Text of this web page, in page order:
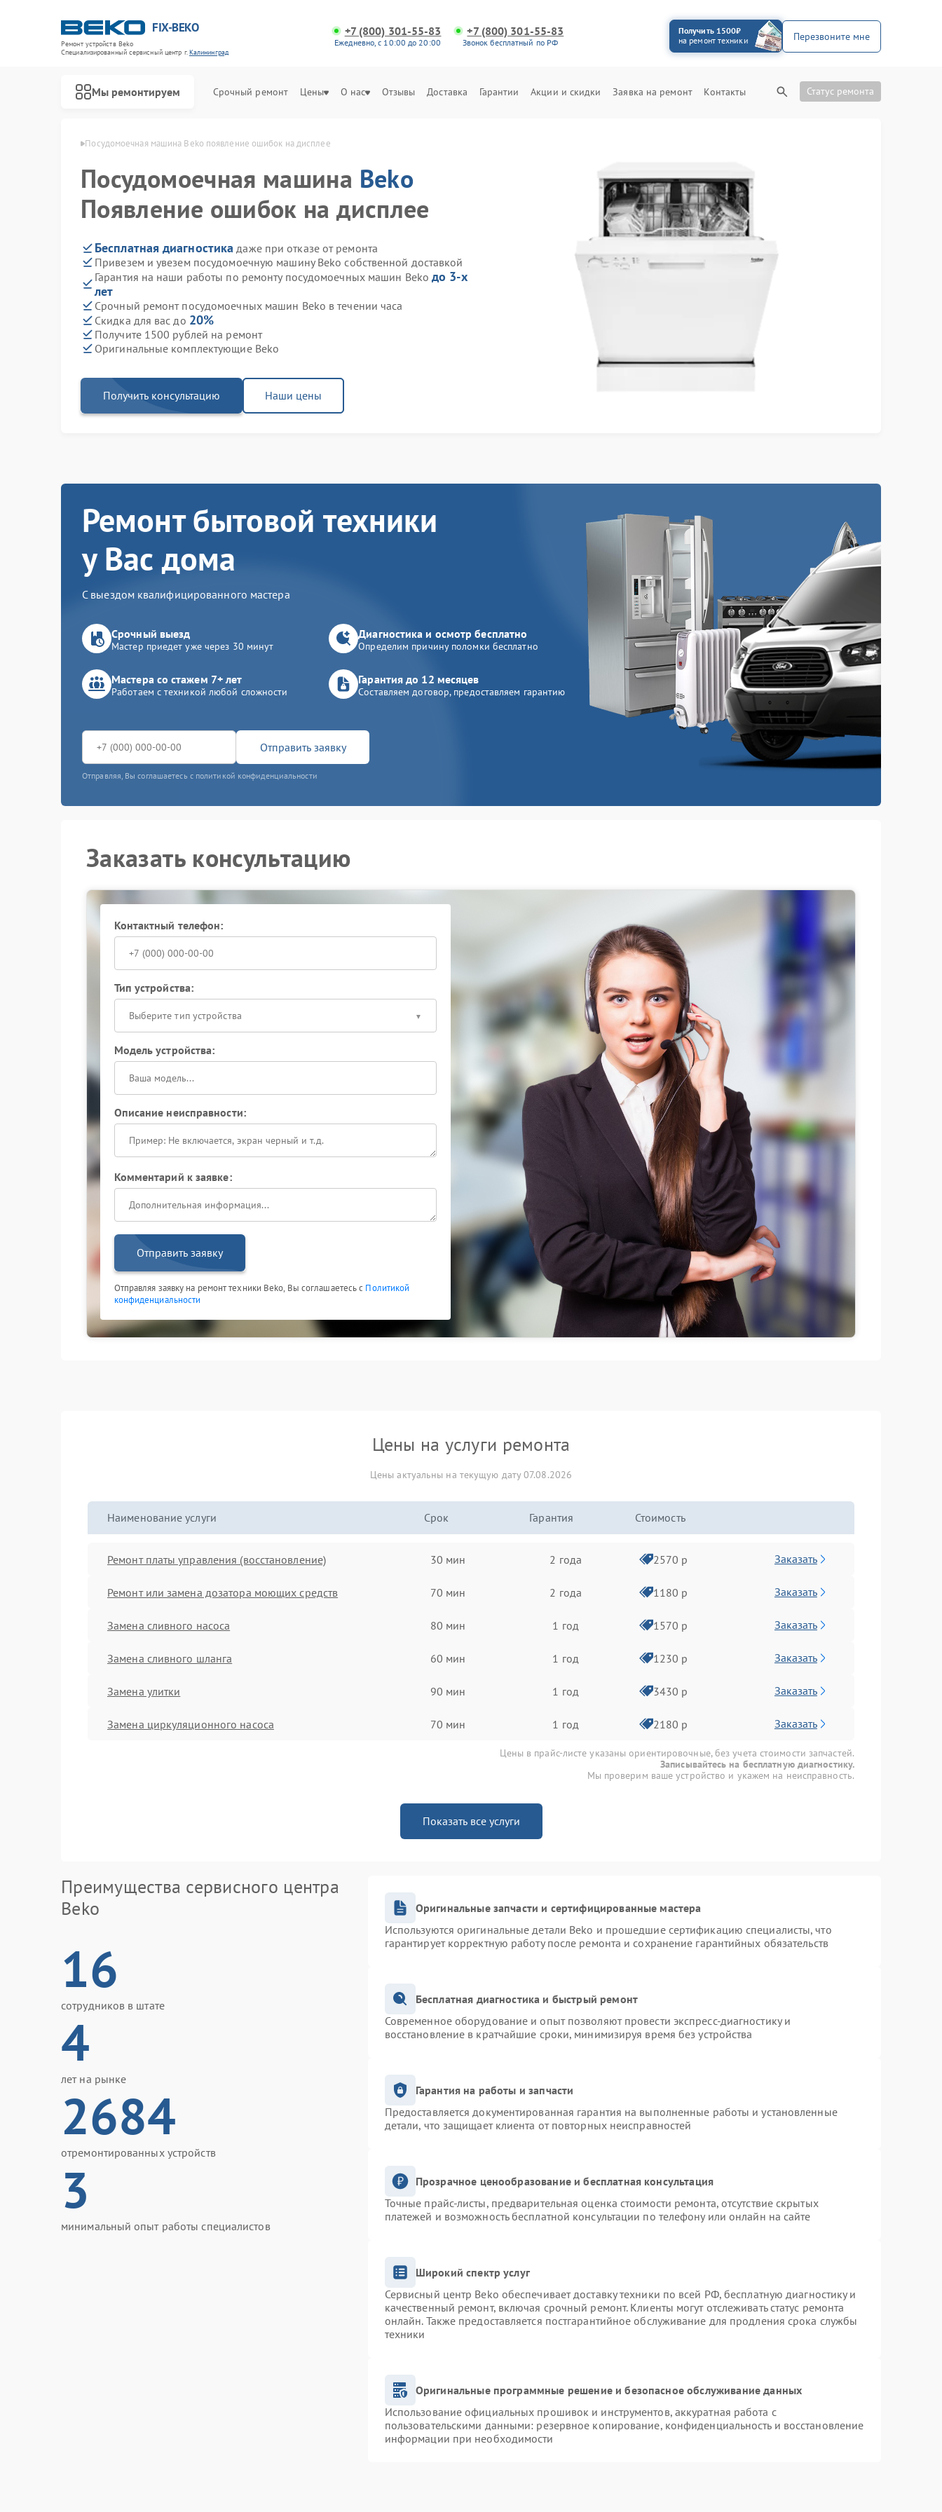
FIX-BEKO
Ремонт устройств Beko
Специализированный cервисный центр г.Калининград
+7 (800) 301-55-83
Ежедневно, с 10:00 до 20:00
+7 (800) 301-55-83
Звонок бесплатный по РФ
Получить 1500₽
на ремонт техники
Перезвоните мне
Мы ремонтируем Срочный ремонт Цены О нас Отзывы Доставка Гарантии Акции и скидки Заявка на ремонт Контакты Статус ремонта
в Калининграде Посудомоечная машина Beko появление ошибок на дисплее
Посудомоечная машина Beko
Появление ошибок на дисплее
Бесплатная диагностика даже при отказе от ремонта
Привезем и увезем посудомоечную машину Beko собственной доставкой
Гарантия на наши работы по ремонту посудомоечных машин Beko до 3-х
лет
Срочный ремонт посудомоечных машин Beko в течении часа
Скидка для вас до 20%
Получите 1500 рублей на ремонт
Оригинальные комплектующие Beko
Получить консультацию Наши цены
Ремонт бытовой техники
у Вас дома
С выездом квалифицированного мастера
Срочный выезд
Мастер приедет уже через 30 минут
Диагностика и осмотр бесплатно
Определим причину поломки бесплатно
Мастера со стажем 7+ лет
Работаем с техникой любой сложности
Гарантия до 12 месяцев
Составляем договор, предоставляем гарантию
Отправить заявку
Отправляя, Вы соглашаетесь с политикой конфиденциальности
Заказать консультацию
Контактный телефон:
Тип устройства:
Выберите тип устройства
Модель устройства:
Описание неисправности:
Комментарий к заявке:
Отправить заявку
Отправляя заявку на ремонт техники Beko, Вы соглашаетесь с Политикой
конфиденциальности
Цены на услуги ремонта
Цены актуальны на текущую дату 07.08.2026
Наименование услуги Срок Гарантия Стоимость
Ремонт платы управления (восстановление) 30 мин 2 года 2570 р Заказать
Ремонт или замена дозатора моющих средств 70 мин 2 года 1180 р Заказать
Замена сливного насоса 80 мин 1 год 1570 р Заказать
Замена сливного шланга 60 мин 1 год 1230 р Заказать
Замена улитки 90 мин 1 год 3430 р Заказать
Замена циркуляционного насоса 70 мин 1 год 2180 р Заказать
Цены в прайс-листе указаны ориентировочные, без учета стоимости запчастей.
Записывайтесь на бесплатную диагностику.
Мы проверим ваше устройство и укажем на неисправность.
Показать все услуги
Преимущества сервисного центра
Beko
16
сотрудников в штате
4
лет на рынке
2684
отремонтированных устройств
3
минимальный опыт работы специалистов
Оригинальные запчасти и сертифицированные мастера
Используются оригинальные детали Beko и прошедшие сертификацию специалисты, что
гарантирует корректную работу после ремонта и сохранение гарантийных обязательств
Бесплатная диагностика и быстрый ремонт
Современное оборудование и опыт позволяют провести экспресс-диагностику и
восстановление в кратчайшие сроки, минимизируя время без устройства
Гарантия на работы и запчасти
Предоставляется документированная гарантия на выполненные работы и установленные
детали, что защищает клиента от повторных неисправностей
Прозрачное ценообразование и бесплатная консультация
Точные прайс-листы, предварительная оценка стоимости ремонта, отсутствие скрытых
платежей и возможность бесплатной консультации по телефону или онлайн на сайте
Широкий спектр услуг
Сервисный центр Beko обеспечивает доставку техники по всей РФ, бесплатную диагностику и
качественный ремонт, включая срочный ремонт. Клиенты могут отслеживать статус ремонта
онлайн. Также предоставляется постгарантийное обслуживание для продления срока службы
техники
Оригинальные программные решение и безопасное обслуживание данных
Использование официальных прошивок и инструментов, аккуратная работа с
пользовательскими данными: резервное копирование, конфиденциальность и восстановление
информации при необходимости